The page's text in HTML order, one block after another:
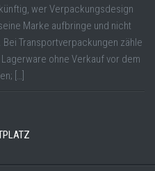
wer Verpackungsdesign
Marke aufbringe und nicht
Transportverpackungen zähle
ohne Verkauf vor dem
[…]